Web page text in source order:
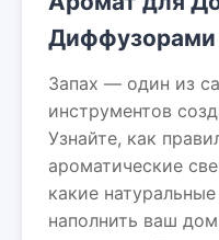
Диффузорами
Запах — один из
инструментов
Узнайте, как
ароматические
какие
наполнить ваш